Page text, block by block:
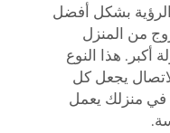
بشكل أفضل
من المنزل
أكبر. هذا النوع
يجعل كل
منزلك يعمل